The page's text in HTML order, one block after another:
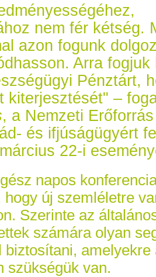
nem fér kétség.
azon fogunk
Arra fogjuk
Pénztárt,
kiterjesztését" –
, a Nemzeti
és ifjúságügyért
22-i
napos
új szemléletre
Szerinte az
számára olyan
biztosítani, amelyekre
szükségük van.